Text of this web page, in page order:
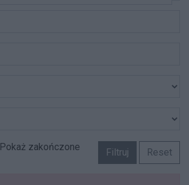
Pokaż zakończone Filtruj Reset